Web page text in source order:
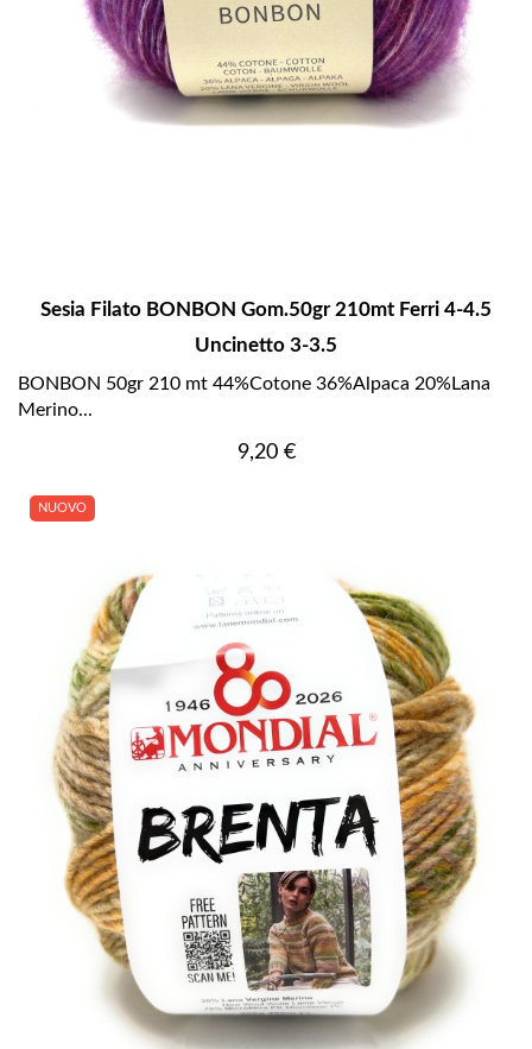
Sesia Filato BONBON Gom.50gr 210mt Ferri 4-4.5
Uncinetto 3-3.5
BONBON 50gr 210 mt 44%Cotone 36%Alpaca 20%Lana
Merino...
Prezzo
9,20 €
NUOVO